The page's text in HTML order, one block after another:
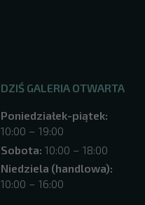
DZIŚ GALERIA OTWARTA
Poniedziałek-piątek:
10:00 – 19:00
Sobota: 10:00 – 18:00
Niedziela (handlowa):
10:00 – 16:00